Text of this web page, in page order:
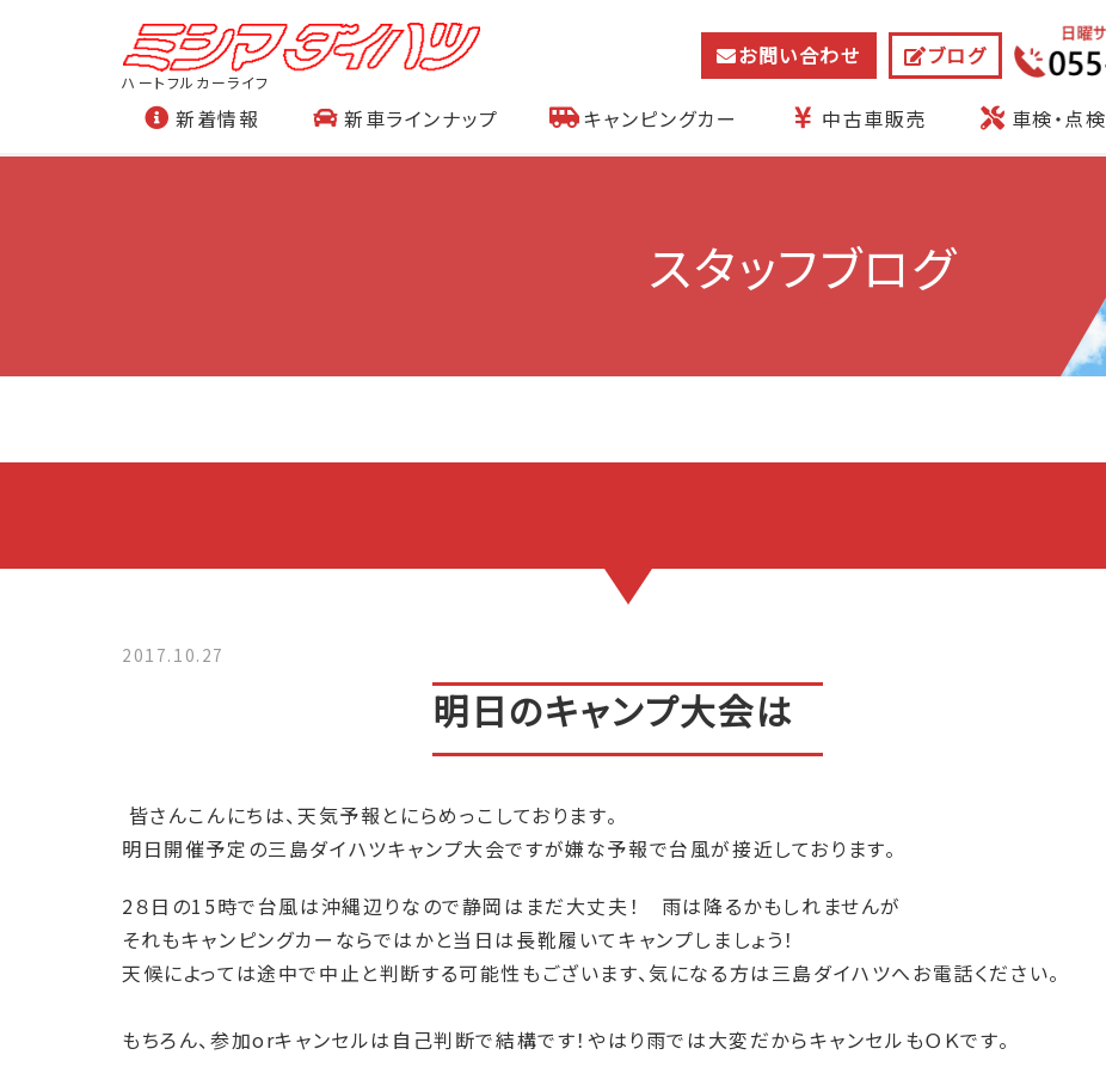
ハートフルカーライフ
お問い合わせ ブログ
新着情報 新車ラインナップ キャンピングカー 中古車販売 車検・点検
スタッフブログ
2017.10.27
明日のキャンプ大会は
皆さんこんにちは、天気予報とにらめっこしております。
明日開催予定の三島ダイハツキャンプ大会ですが嫌な予報で台風が接近しております。
2８日の15時で台風は沖縄辺りなので静岡はまだ大丈夫！ 雨は降るかもしれませんが
それもキャンピングカーならではかと当日は長靴履いてキャンプしましょう！
天候によっては途中で中止と判断する可能性もございます、気になる方は三島ダイハツへお電話ください。
もちろん、参加orキャンセルは自己判断で結構です！やはり雨では大変だからキャンセルもＯＫです。